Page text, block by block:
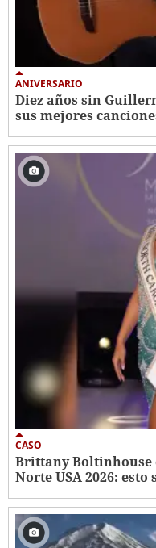
ANIVERSARIO
Diez años sin
sus mejores
CASO
Brittany Boltinhouse
Norte USA 2026: